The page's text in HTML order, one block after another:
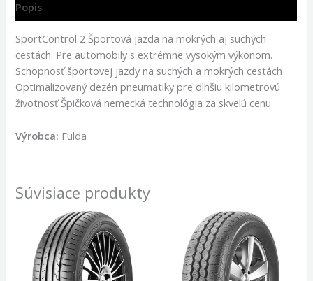
Popis
SportControl 2 Športová jazda na mokrých aj suchých
cestách. Pre automobily s extrémne vysokým výkonom.
Schopnosť športovej jazdy na suchých a mokrých cestách
Optimalizovaný dezén pneumatiky pre dlhšiu kilometrovú
životnosť Špičková nemecká technológia za skvelú cenu
Výrobca: Fulda
Súvisiace produkty